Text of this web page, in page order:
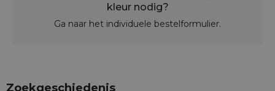
kleur nodig?
Ga naar het individuele bestelformulier.
Zoekgeschiedenis